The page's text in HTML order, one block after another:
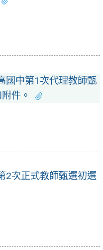
國中第1次代理教師甄
件。
2次正式教師甄選初選